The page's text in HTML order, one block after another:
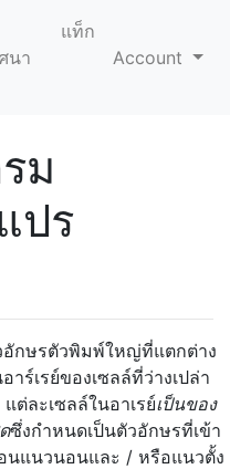
นา
แท็ก
Account
ม
ปร
กษรตัวพิมพ์ใหญ่ที่แตกต่าง
าร์เรย์ของเซลล์ที่ว่างเปล่า
ต่ละเซลล์ในอาเรย์เป็นของ
ซึ่งกำหนดเป็นตัวอักษรที่เข้า
นแนวนอนและ / หรือแนวตั้ง